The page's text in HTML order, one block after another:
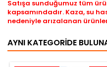
Satışa sunduğumuz tüm
kapsamındadır. Kaza, su
nedeniyle arızalanan
AYNI KATEGORIDE